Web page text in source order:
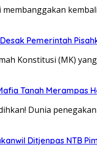
Pemerintah
Konstitusi (MK)
Tanah Merampas
Dunia
Ditjenpas NTB